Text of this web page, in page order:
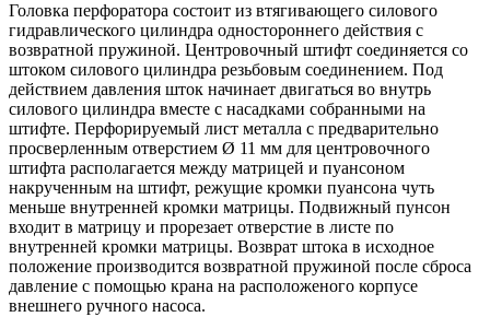
Головка перфоратора состоит из втягивающего силового
гидравлического цилиндра одностороннего действия с
возвратной пружиной. Центровочный штифт соединяется со
штоком силового цилиндра резьбовым соединением. Под
действием давления шток начинает двигаться во внутрь
силового цилиндра вместе с насадками собранными на
штифте. Перфорируемый лист металла с предварительно
просверленным отверстием Ø 11 мм для центровочного
штифта располагается между матрицей и пуансоном
накрученным на штифт, режущие кромки пуансона чуть
меньше внутренней кромки матрицы. Подвижный пунсон
входит в матрицу и прорезает отверстие в листе по
внутренней кромки матрицы. Возврат штока в исходное
положение производится возвратной пружиной после сброса
давление с помощью крана на расположеного корпусе
внешнего ручного насоса.